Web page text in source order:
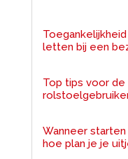
letten bij een
Top tips voor
Wanneer
hoe plan je je